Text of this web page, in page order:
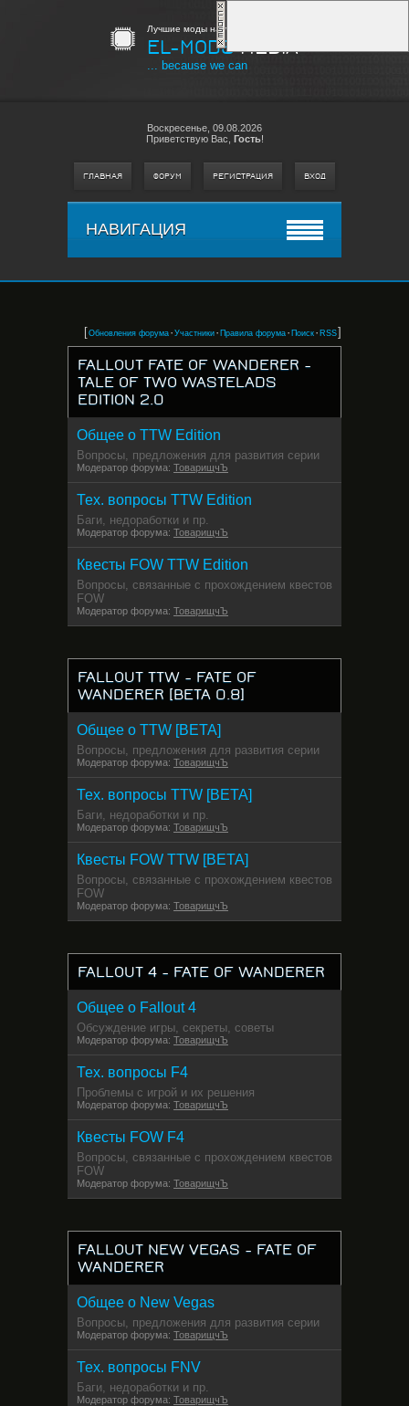
Лучшие моды на любимые игры
EL-MODSMEDIA
... because we can
Воскресенье, 09.08.2026
Приветствую Вас Гость!
ГЛАВНАЯ ФОРУМ РЕГИСТРАЦИЯ ВХОД
НАВИГАЦИЯ
[Обновления форума·Участники·Правила форума·Поиск·RSS]
FALLOUT FATE OF WANDERER -
TALE OF TWO WASTELADS
EDITION 2.0
Общее о TTW Edition
Вопросы, предложения для развития серии
Модератор форума: ТоварищчЪ
Тех. вопросы TTW Edition
Баги, недоработки и пр.
Модератор форума: ТоварищчЪ
Квесты FOW TTW Edition
Вопросы, связанные с прохождением квестов
FOW
Модератор форума: ТоварищчЪ
FALLOUT TTW - FATE OF
WANDERER [BETA 0.8]
Общее о TTW [BETA]
Вопросы, предложения для развития серии
Модератор форума: ТоварищчЪ
Тех. вопросы TTW [BETA]
Баги, недоработки и пр.
Модератор форума: ТоварищчЪ
Квесты FOW TTW [BETA]
Вопросы, связанные с прохождением квестов
FOW
Модератор форума: ТоварищчЪ
FALLOUT 4 - FATE OF WANDERER
Общее о Fallout 4
Обсуждение игры, секреты, советы
Модератор форума: ТоварищчЪ
Тех. вопросы F4
Проблемы с игрой и их решения
Модератор форума: ТоварищчЪ
Квесты FOW F4
Вопросы, связанные с прохождением квестов
FOW
Модератор форума: ТоварищчЪ
FALLOUT NEW VEGAS - FATE OF
WANDERER
Общее о New Vegas
Вопросы, предложения для развития серии
Модератор форума: ТоварищчЪ
Тех. вопросы FNV
Баги, недоработки и пр.
Модератор форума: ТоварищчЪ